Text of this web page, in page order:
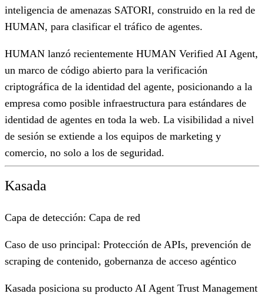
inteligencia de amenazas SATORI, construido en la red de
HUMAN, para clasificar el tráfico de agentes.
HUMAN lanzó recientemente HUMAN Verified AI Agent,
un marco de código abierto para la verificación
criptográfica de la identidad del agente, posicionando a la
empresa como posible infraestructura para estándares de
identidad de agentes en toda la web. La visibilidad a nivel
de sesión se extiende a los equipos de marketing y
comercio, no solo a los de seguridad.
Kasada
Capa de detección: Capa de red
Caso de uso principal: Protección de APIs, prevención de
scraping de contenido, gobernanza de acceso agéntico
Kasada posiciona su producto AI Agent Trust Management